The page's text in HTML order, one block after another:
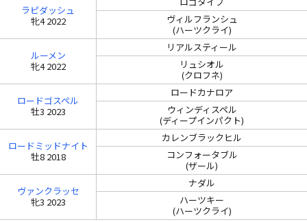
ラピダッシュ
牝4 2022
ヴィルフランシュ
(ハーツクライ)
ルーメン
牝4 2022
リアルスティール
リュシオル
(クロフネ)
ロードゴスペル
牡3 2023
ロードカナロア
ウィンディスペル
(ディープインパクト)
ロードミッドナイト
牡8 2018
カレンブラックヒル
コンフォータブル
(ザール)
ヴァンクラッセ
牝3 2023
ナダル
ハーツキー
(ハーツクライ)